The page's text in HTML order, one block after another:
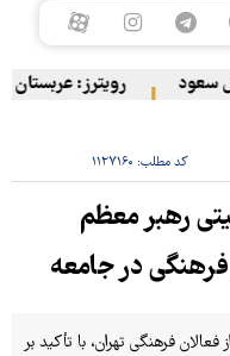
رویترز: عربستان ۸۶ درصد از موشک‌های پاتریوت خود را استفاده کرده است
کد مطلب: ۱۱۲۷۱۶۰
رهبر معظم
در جامعه
فرهنگی تهران، با تأکید بر